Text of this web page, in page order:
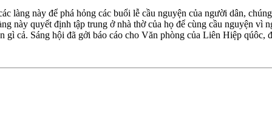
làng này để phá hỏng các buổi lễ cầu nguyện của người dân,
này quyết định tập trung ở nhà thờ của họ để cùng cầu nguyện vì
gì cả. Sáng hội đã gởi báo cáo cho Văn phòng của Liên Hiệp